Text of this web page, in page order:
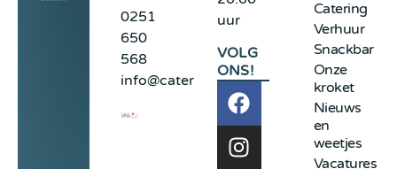
0251
650
568
info@cateringdetoren.nl
uur
VOLG
ONS!
Catering
Verhuur
Snackbar
Onze
kroket
Nieuws
en
weetjes
Vacatures